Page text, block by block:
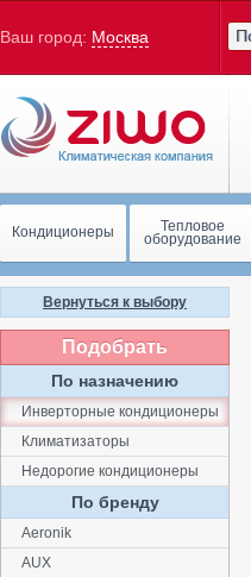
Ваш город: Москва
Кондиционеры Тепловое
оборудование
Вернуться к выбору
Подобрать
По назначению
Инверторные кондиционеры
Климатизаторы
Недорогие кондиционеры
По бренду
Aeronik
AUX